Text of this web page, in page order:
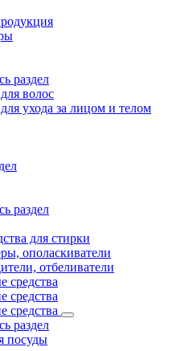
раздел
волос
ухода за лицом и телом
раздел
для стирки
ополаскиватели
отбеливатели
средства
средства
средства
раздел
посуды